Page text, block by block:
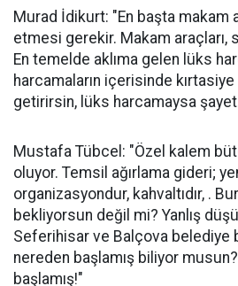
Murad İdikurt: "En başta makam
etmesi gerekir. Makam araçları,
En temelde aklıma gelen lüks
harcamaların içerisinde kırtasiye
getirirsin, lüks harcamaysa
Mustafa Tübcel: "Özel kalem
oluyor. Temsil ağırlama gideri;
organizasyondur, kahvaltıdır, .
bekliyorsun değil mi? Yanlış
Seferihisar ve Balçova belediye
nereden başlamış biliyor
başlamış!"